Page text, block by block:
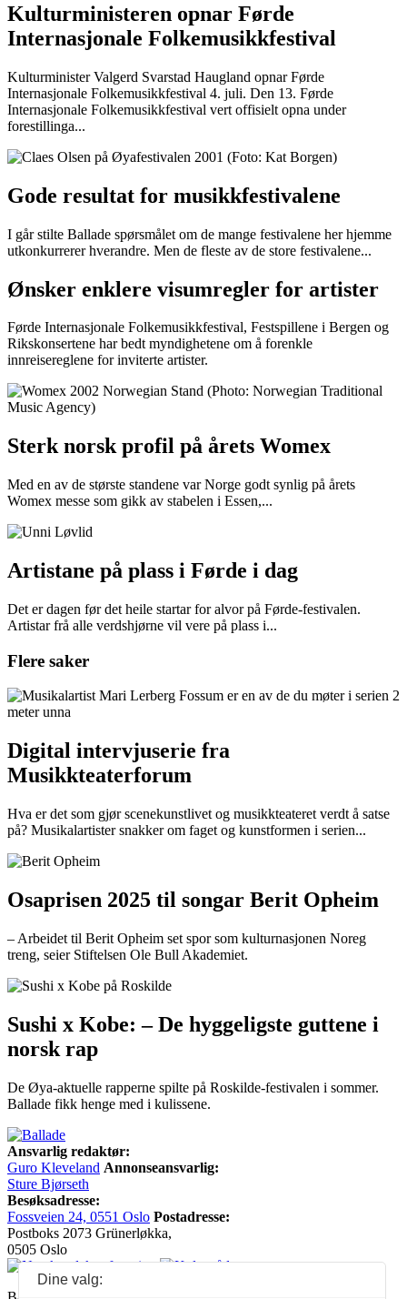
Kulturministeren opnar Førde
Internasjonale Folkemusikkfestival
Kulturminister Valgerd Svarstad Haugland opnar Førde
Internasjonale Folkemusikkfestival 4. juli. Den 13. Førde
Internasjonale Folkemusikkfestival vert offisielt opna under
forestillinga...
Gode resultat for musikkfestivalene
I går stilte Ballade spørsmålet om de mange festivalene her hjemme
utkonkurrerer hverandre. Men de fleste av de store festivalene...
Ønsker enklere visumregler for artister
Førde Internasjonale Folkemusikkfestival, Festspillene i Bergen og
Rikskonsertene har bedt myndighetene om å forenkle
innreisereglene for inviterte artister.
Sterk norsk profil på årets Womex
Med en av de største standene var Norge godt synlig på årets
Womex messe som gikk av stabelen i Essen,...
Artistane på plass i Førde i dag
Det er dagen før det heile startar for alvor på Førde-festivalen.
Artistar frå alle verdshjørne vil vere på plass i...
Flere saker
Digital intervjuserie fra
Musikkteaterforum
Hva er det som gjør scenekunstlivet og musikkteateret verdt å satse
på? Musikalartister snakker om faget og kunstformen i serien...
Osaprisen 2025 til songar Berit Opheim
– Arbeidet til Berit Opheim set spor som kulturnasjonen Noreg
treng, seier Stiftelsen Ole Bull Akademiet.
Sushi x Kobe: – De hyggeligste guttene i
norsk rap
De Øya-aktuelle rapperne spilte på Roskilde-festivalen i sommer.
Ballade fikk henge med i kulissene.
Ansvarlig redaktør:
Guro Kleveland Annonseansvarlig:
Sture Bjørseth
Besøksadresse:
Fossveien 24, 0551 Oslo Postadresse:
Postboks 2073 Grünerløkka,
0505 Oslo
Dine valg: